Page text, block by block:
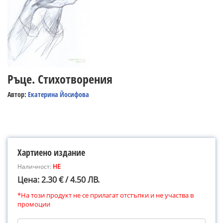
Ръце. Стихотворения
Автор: Екатерина Йосифова
Хартиено издание
Наличност: НЕ
Цена: 2.30 € / 4.50 ЛВ.
*На този продукт не се прилагат отстъпки и не участва в
промоции